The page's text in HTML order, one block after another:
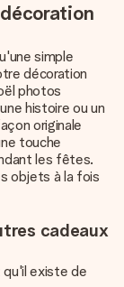
simple
décoration
photos
histoire ou un
originale
touche
les fêtes.
objets à la fois
cadeaux
qu'il existe de